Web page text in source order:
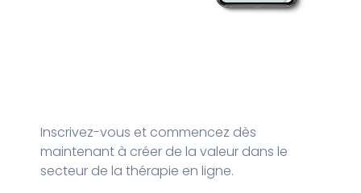
Inscrivez-vous et commencez dès
maintenant à créer de la valeur dans le
secteur de la thérapie en ligne.